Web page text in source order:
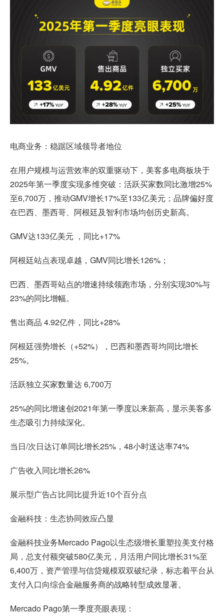
电商业务：稳踞区域领导者地位
在用户规模与运营效率的双重驱动下，美客多电商板块于
2025年第一季度实现多维突破：活跃买家数同比激增25%
至6,700万，推动GMV增长17%至133亿美元；品牌偏好度
在巴西、墨西哥、阿根廷及智利市场均创历史新高。
GMV达133亿美元 ，同比+17%
阿根廷站点表现卓越，GMV同比增长126%；
巴西、墨西哥站点的增速持续领跑市场，分别实现30%与
23%的同比增幅。
售出商品 4.92亿件，同比+28%
阿根廷强势增长（+52%），巴西和墨西哥均同比增长
25%。
活跃独立买家数量达 6,700万
25%的同比增速创2021年第一季度以来新高，显示美客多
生态吸引力持续深化。
当日/次日达订单同比增长25%，48小时送达率74%
广告收入同比增长26%
展示型广告占比同比提升近10个百分点
金融科技：生态协同效应凸显
金融科技业务Mercado Pago以生态级增长重塑拉美支付格
局，总支付额突破580亿美元，月活用户同比增长31%至
6,400万，资产管理与信贷规模双双破纪录，标志着平台从
支付入口向综合金融服务商的战略转型成效显著。
Mercado Pago第一季度亮眼表现：